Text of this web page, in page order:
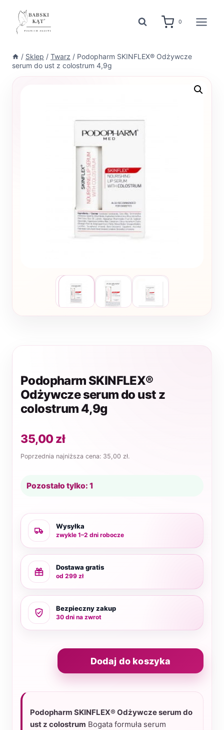
treści
0
/ Sklep / Twarz / Podopharm SKINFLEX® Odżywcze
serum do ust z colostrum 4,9g
Podopharm SKINFLEX®
Odżywcze serum do ust z
colostrum 4,9g
35,00zł
Poprzednia najniższa cena: 35,00 zł.
Podopharm SKINFLEX® Odżywcze serum do
ust z colostrum Bogata formuła serum
Pozostało tylko: 1
SKINFLEX®
Odżywcze
serum
Dodaj do koszyka
Wysyłka
zwykle 1–2 dni robocze
Dostawa gratis
od 299 zł
Bezpieczny zakup
30 dni na zwrot